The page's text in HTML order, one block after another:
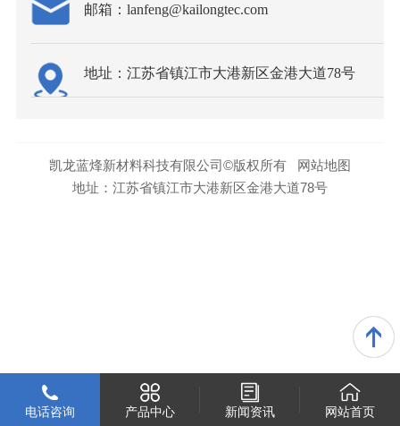
邮箱：lanfeng@kailongtec.com
地址：江苏省镇江市大港新区金港大道78号
凯龙蓝烽新材料科技有限公司©版权所有
网站地图
地址：江苏省镇江市大港新区金港大道78号
电话咨询 产品中心 新闻资讯 网站首页